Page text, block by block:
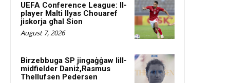
UEFA Conference League: Il-
player Malti Ilyas Chouaref
jiskorja għal Sion
August 7, 2026
Birzebbuga SP jingaġġaw lill-
midfielder Daniż,Rasmus
Thellufsen Pedersen